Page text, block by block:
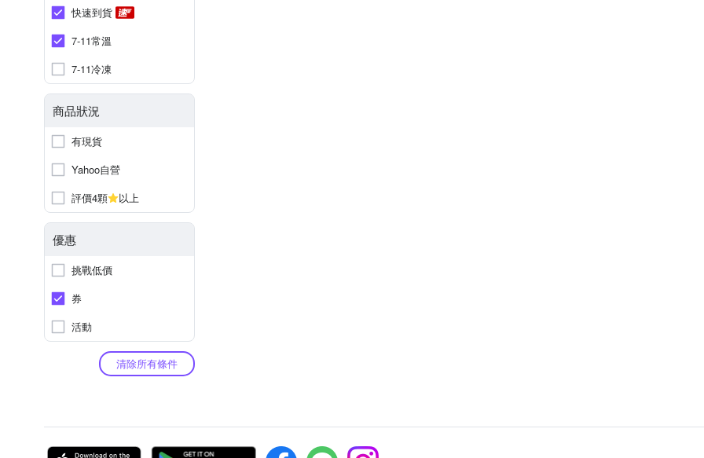
快速到貨
7-11常溫
7-11冷凍
商品狀況
有現貨
Yahoo自營
評價4顆
以上
優惠
挑戰低價
券
活動
清除所有條件